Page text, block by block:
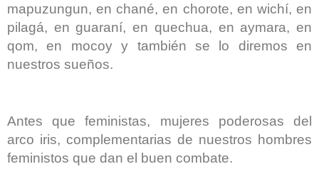
mapuzungun, en chané, en chorote, en wichí, en
pilagá, en guaraní, en quechua, en aymara, en
qom, en mocoy y también se lo diremos en
nuestros sueños.
Antes que feministas, mujeres poderosas del
arco iris, complementarias de nuestros hombres
feministos que dan el buen combate.